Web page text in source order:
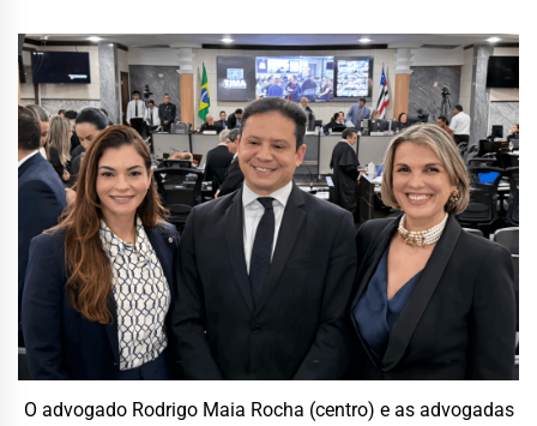
O advogado Rodrigo Maia Rocha (centro) e as advogadas